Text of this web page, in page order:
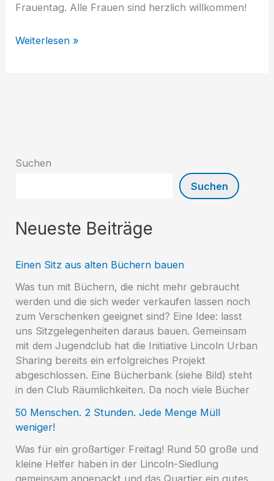
Frauentag. Alle Frauen sind herzlich willkommen!
Internationaler
Weiterlesen »
Suchen
Suchen
Neueste Beiträge
Einen Sitz aus alten Büchern bauen
Was tun mit Büchern, die nicht mehr gebraucht
werden und die sich weder verkaufen lassen noch
zum Verschenken geeignet sind? Eine Idee: lasst
uns Sitzgelegenheiten daraus bauen. Gemeinsam
mit dem Jugendclub hat die Initiative Lincoln Urban
Sharing bereits ein erfolgreiches Projekt
abgeschlossen. Eine Bücherbank (siehe Bild) steht
in den Club Räumlichkeiten. Da noch viele Bücher
50 Menschen. 2 Stunden. Jede Menge Müll
weniger!
Was für ein großartiger Freitag! Rund 50 große und
kleine Helfer haben in der Lincoln-Siedlung
gemeinsam angepackt und das Quartier ein gutes